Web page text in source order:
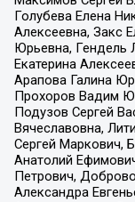
Голубева Елена
Алексеевна, Закс
Юрьевна, Гендель
Екатерина
Арапова Галина
Прохоров Вадим
Подузов Сергей
Вячеславовна,
Сергей Маркович,
Анатолий
Петрович,
Александра